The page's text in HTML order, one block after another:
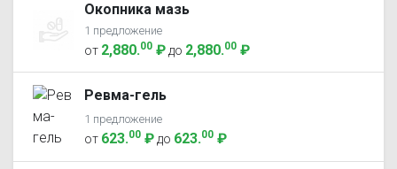
Окопника мазь
1 предложение
от 2,880.00 ₽ до 2,880.00 ₽
Ревма-гель
1 предложение
от 623.00 ₽ до 623.00 ₽